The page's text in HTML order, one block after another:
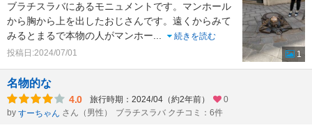
ブラチスラバにあるモニュメントです。マンホール
から胸から上を出したおじさんです。遠くからみて
みるとまるで本物の人がマンホー
続きを読む
投稿日:2024/07/01
1
名物的な
4.0 旅行時期：2024/04（約2年前）
0
by すーちゃん さん（男性） ブラチスラバ クチコミ：6件